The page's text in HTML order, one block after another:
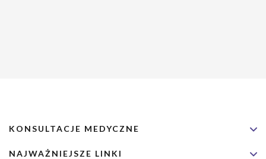
KONSULTACJE MEDYCZNE
NAJWAŻNIEJSZE LINKI